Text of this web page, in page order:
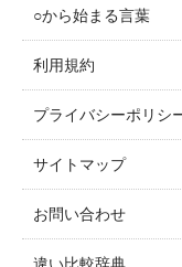
○から始まる言葉
利用規約
プライバシーポリシ
サイトマップ
お問い合わせ